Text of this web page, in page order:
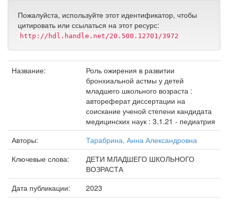
Пожалуйста, используйте этот идентификатор, чтобы
цитировать или ссылаться на этот ресурс:
http://hdl.handle.net/20.500.12701/3972
Название:
Роль ожирения в развитии
бронхиальной астмы у детей
младшего школьного возраста :
автореферат диссертации на
соискание ученой степени кандидата
медицинских наук : 3.1.21 - педиатрия
Авторы:
Тарабрина, Анна Александровна
Ключевые слова:
ДЕТИ МЛАДШЕГО ШКОЛЬНОГО
ВОЗРАСТА
Дата публикации:
2023